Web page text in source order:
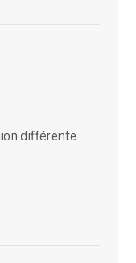
différente